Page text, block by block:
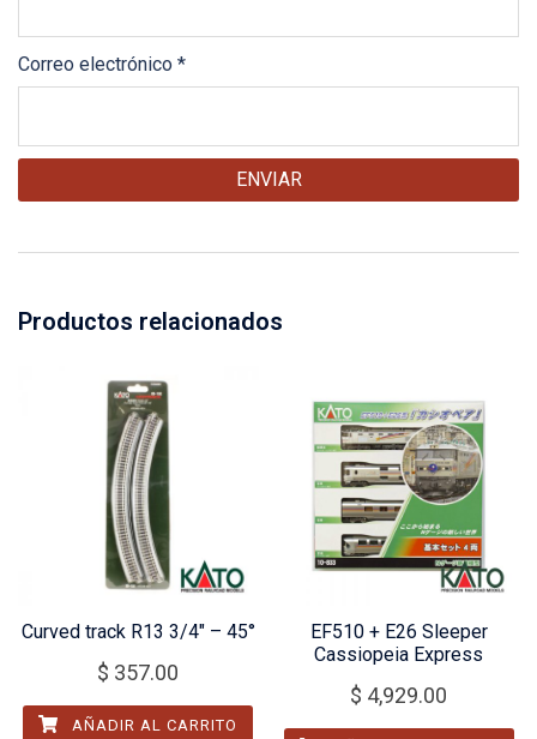
Correo electrónico *
Productos relacionados
Curved track R13 3/4″ – 45°
$ 357.00
AÑADIR AL CARRITO
EF510 + E26 Sleeper
Cassiopeia Express
$ 4,929.00